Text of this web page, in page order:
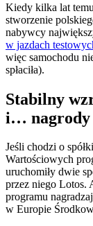
Kiedy kilka lat
stworzenie
nabywcy
w jazdach
więc samochodu
spłaciła).
Stabilny
i… nagrody
Jeśli chodzi o
Wartościowych
uruchomiły dwie
przez niego Lotos.
programu
w Europie